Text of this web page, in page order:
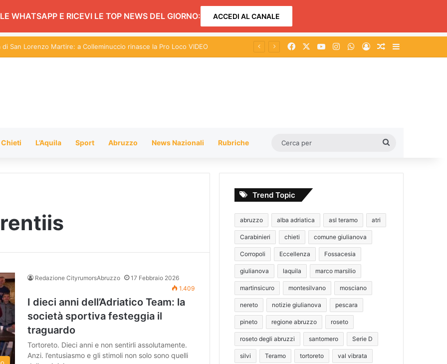
WHATSAPP E RICEVI LE TOP NEWS DEL GIORNO: ACCEDI AL CANALE
rubate nella pineta: recuperate dopo un inseguimento Facebook You TubeInstagramWhatsApp
AccediUn articolo a
Chieti L’Aquila Sport Abruzzo News Nazionali Rubriche
Redazione CityrumorsAbruzzo
17 Febbraio 2026
1.409
I dieci anni dell’Adriatico Team: la
società sportiva festeggia il
traguardo
Tortoreto. Dieci anni e non sentirli assolutamente.
Anzi. l’entusiasmo e gli stimoli non solo sono quelli
Trend Topic
abruzzo alba adriatica asl teramo atri
Carabinieri chieti comune giulianova
Corropoli Eccellenza Fossacesia
giulianova laquila marco marsilio
martinsicuro montesilvano mosciano
nereto notizie giulianova pescara
pineto regione abruzzo roseto
roseto degli abruzzi santomero Serie D
silvi Teramo tortoreto val vibrata